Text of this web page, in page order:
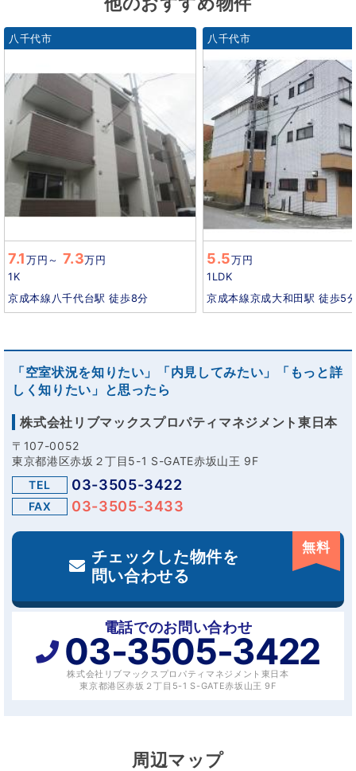
八千代市
7.1万円～ 7.3万円
1K
京成本線八千代台駅 徒歩8分
八千代市
5.5万円
1LDK
京成本線京成大和田駅 徒歩5
「空室状況を知りたい」「内見してみたい」「もっと詳
しく知りたい」と思ったら
株式会社リブマックスプロパティマネジメント東日本
〒107-0052
東京都港区赤坂２丁目5-1 S-GATE赤坂山王 9F
TEL
03-3505-3422
FAX 03-3505-3433
チェックした物件を
問い合わせる
無料
電話でのお問い合わせ
03-3505-3422
株式会社リブマックスプロパティマネジメント東日本
東京都港区赤坂２丁目5-1 S-GATE赤坂山王 9F
周辺マップ